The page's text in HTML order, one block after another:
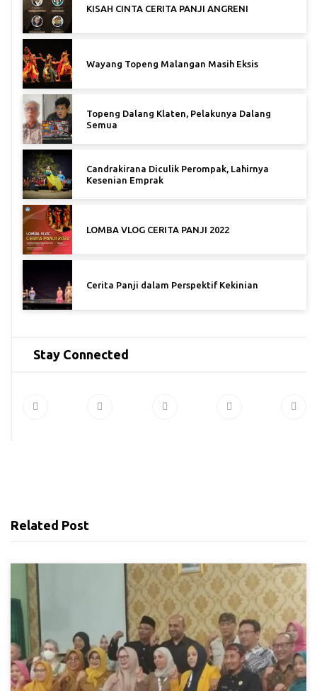
KISAH CINTA CERITA PANJI ANGRENI
Wayang Topeng Malangan Masih Eksis
Topeng Dalang Klaten, Pelakunya Dalang
Semua
Candrakirana Diculik Perompak, Lahirnya
Kesenian Emprak
LOMBA VLOG CERITA PANJI 2022
Cerita Panji dalam Perspektif Kekinian
Stay Connected
Related Post